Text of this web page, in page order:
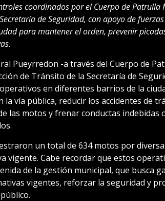
coordinados por el Cuerpo de Patrulla
de Seguridad, con apoyo de
para mantener el orden, prevenir
Pueyrredon -a través del Cuerpo de
de Tránsito de la Secretaría de
en diferentes barrios de la
vía pública, reducir los accidentes de
las motos y frenar conductas indebidas
un total de 634 motos por
vigente. Cabe recordar que estos
de la gestión municipal, que busca
vigentes, reforzar la seguridad y